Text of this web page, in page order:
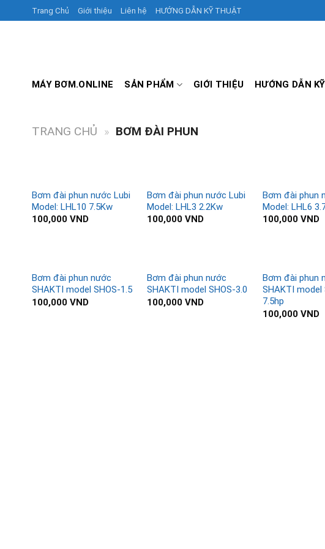
to
Trang Chủ Giới thiệu Liên hệ HƯỚNG DẪN KỸ THUẬT
MÁY BƠM.ONLINE SẢN PHẨM GIỚI THIỆU HƯỚNG DẪN
TRANG CHỦ » BƠM ĐÀI PHUN
Bơm đài phun nước Lubi
Model: LHL10 7.5Kw
100,000 VND
Bơm đài phun nước Lubi
Model: LHL3 2.2Kw
100,000VND
Bơm đài phun
Model: LHL6
100,000 VND
Bơm đài phun nước
SHAKTI model SHOS-1.5
100,000 VND
Bơm đài phun nước
SHAKTI model SHOS-3.0
100,000VND
Bơm đài phun
SHAKTI model
7.5hp
100,000 VND